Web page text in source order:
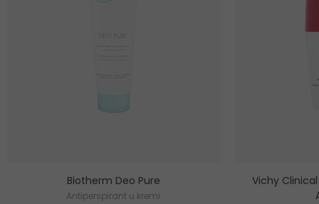
Biotherm Deo Pure
Antiperspirant u kremi
Vichy